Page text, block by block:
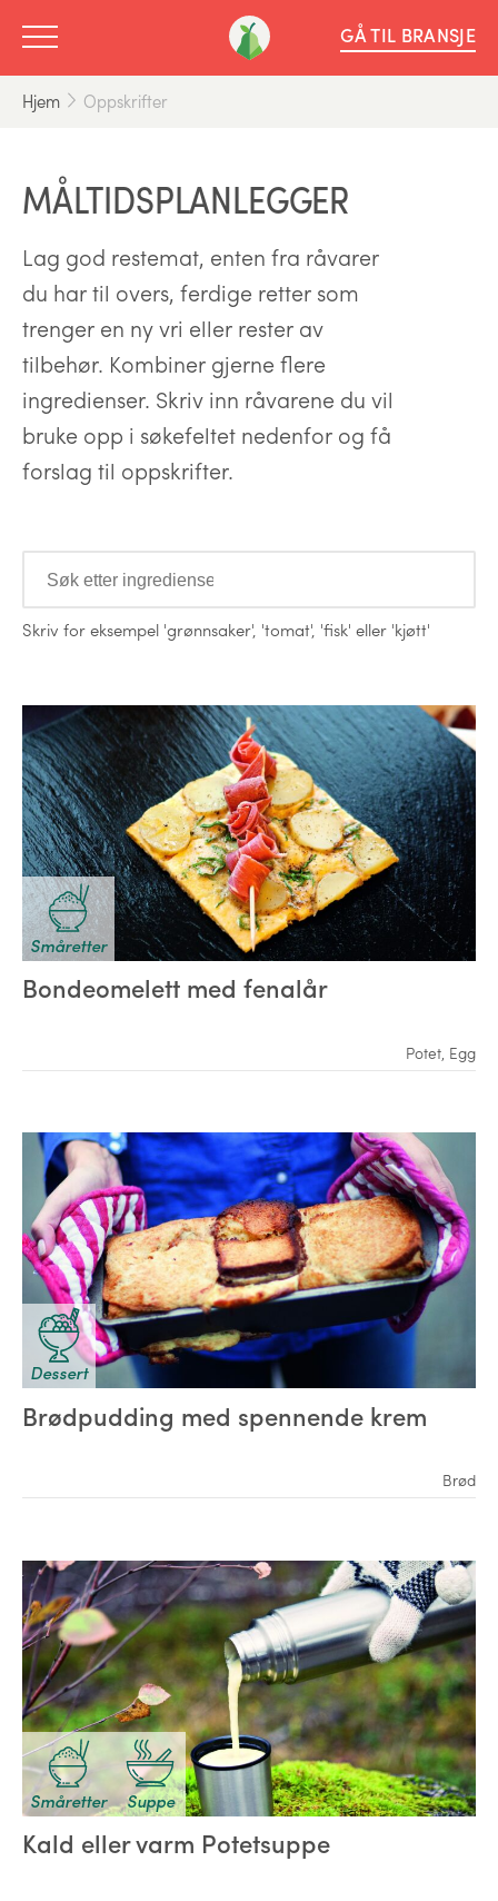
GÅ TIL BRANSJE
Hjem Oppskrifter
MÅLTIDSPLANLEGGER
Lag god restemat, enten fra råvarer
du har til overs, ferdige retter som
trenger en ny vri eller rester av
tilbehør. Kombiner gjerne flere
ingredienser. Skriv inn råvarene du vil
bruke opp i søkefeltet nedenfor og få
forslag til oppskrifter.
Ingredienser
Skriv for eksempel 'grønnsaker', 'tomat', 'fisk' eller 'kjøtt'
Oppskrifter
Småretter
Bondeomelett med fenalår
Potet Egg
Dessert
Brødpudding med spennende krem
Brød
Småretter Suppe
Kald eller varm Potetsuppe